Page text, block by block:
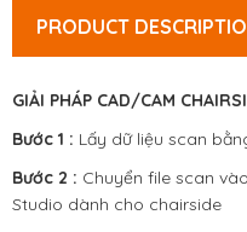
PRODUCT
GIẢI PHÁP CAD/CAM
Bước 1 : Lấy dữ liệu scan
Bước 2 : Chuyển file scan
Studio dành cho chairside